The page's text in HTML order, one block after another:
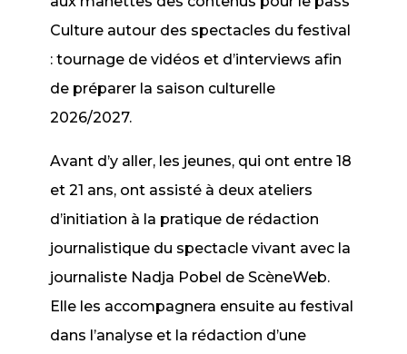
Culture autour des spectacles du festival
: tournage de vidéos et d’interviews afin
de préparer la saison culturelle
2026/2027.
Avant d’y aller, les jeunes, qui ont entre 18
et 21 ans, ont assisté à deux ateliers
d’initiation à la pratique de rédaction
journalistique du spectacle vivant avec la
journaliste Nadja Pobel de ScèneWeb.
Elle les accompagnera ensuite au festival
dans l’analyse et la rédaction d’une